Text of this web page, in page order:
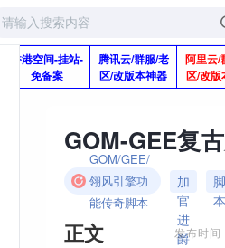
香港空间-挂站-
免备案
腾讯云/群服/老
区/改版本神器
阿里云/
区/改版
GOM-GEE复
GOM/GEE/
翎风引擎功
能传奇脚本
加
官
进
爵
脚
本
正文 发布时